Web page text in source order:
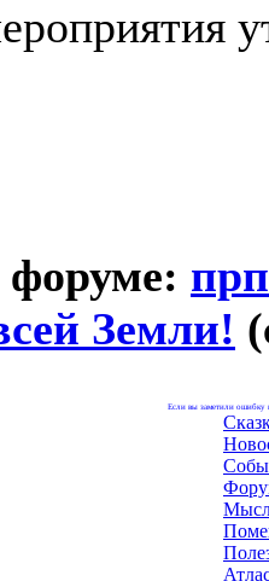
форуме:
Земли!
Если вы заметили ошибку